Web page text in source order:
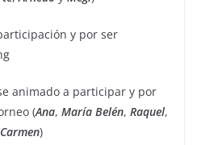
y por ser
animado a participar y por
(Ana, María Belén, Raquel,
Carmen)